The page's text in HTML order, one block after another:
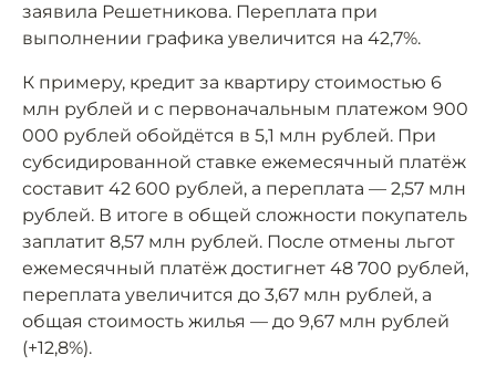
заявила Решетникова. Переплата при
выполнении графика увеличится на 42,7%.
К примеру, кредит за квартиру стоимостью 6
млн рублей и с первоначальным платежом 900
000 рублей обойдётся в 5,1 млн рублей. При
субсидированной ставке ежемесячный платёж
составит 42 600 рублей, а переплата — 2,57 млн
рублей. В итоге в общей сложности покупатель
заплатит 8,57 млн рублей. После отмены льгот
ежемесячный платёж достигнет 48 700 рублей,
переплата увеличится до 3,67 млн рублей, а
общая стоимость жилья — до 9,67 млн рублей
(+12,8%).